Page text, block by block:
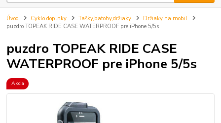
Úvod Cyklo doplnky Tašky,batohy,držiaky
Držiaky na mobil
puzdro TOPEAK RIDE CASE WATERPROOF pre iPhone 5/5s
puzdro TOPEAK RIDE CASE
WATERPROOF pre iPhone 5/5s
Akcia